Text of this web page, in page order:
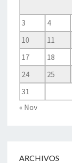
3
4
10
11
17
18
24
25
31
« Nov
ARCHIVOS